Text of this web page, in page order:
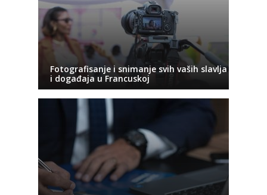
Fotografisanje i snimanje svih vaših slavlja
i događaja u Francuskoj